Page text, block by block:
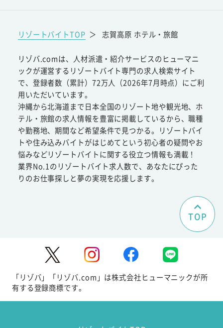
リゾートバイトTOP ＞ 志賀高原 ホテル・旅館
リゾバ.comは、人材派遣・紹介サービスのヒューマニ
ックが運営するリゾートバイト専門の求人検索サイト
で、登録者数（累計）72万人（2026年7月時点）にご利
用いただいています。
沖縄から北海道まで日本全国のリゾート地や観光地、ホ
テル・旅館の求人情報を豊富に掲載しているから、職種
や勤務地、期間など希望条件で見つかる。リゾートバイ
トや住み込みバイトがはじめてという初心者の疑問やお
悩みなどリゾートバイトに関する役立つ情報も満載！
業界No.1のリゾートバイト求人数で、あなたにぴった
りのお仕事探しと夢の実現を応援します。
TOP
「リゾバ」「リゾバ.com」は株式会社ヒューマニックが所
有する登録商標です。